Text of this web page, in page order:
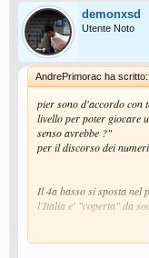
demonxsd
Utente Noto
AndrePrimorac ha scritto:
pier sono d'accordo con
livello per poter giocare
senso avrebbe ?"
per il discorso dei
Il 4a basso si sposta nel
l'Italia e' "coperta" da
Per l'esempio che dici